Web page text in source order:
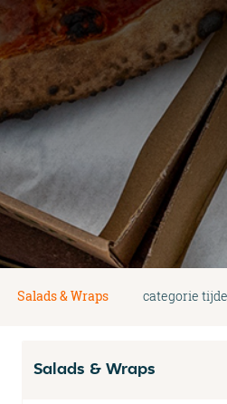
Salads & Wraps categorie
Salads & Wraps